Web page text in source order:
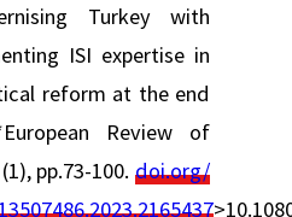
Turkey with
ISI expertise in
reform at the end
Review of
pp.73-100. doi.org/